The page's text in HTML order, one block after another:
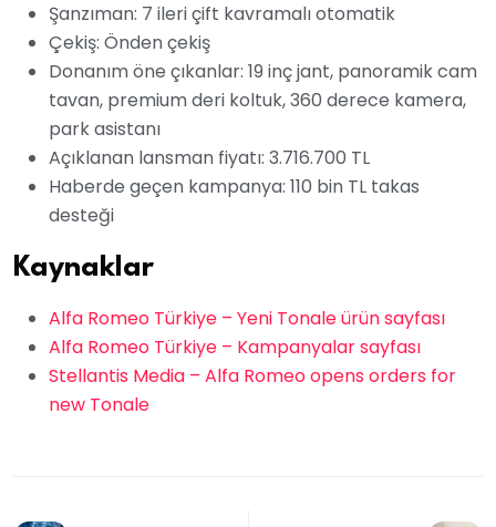
Şanzıman: 7 ileri çift kavramalı otomatik
Çekiş: Önden çekiş
Donanım öne çıkanlar: 19 inç jant, panoramik cam
tavan, premium deri koltuk, 360 derece kamera,
park asistanı
Açıklanan lansman fiyatı: 3.716.700 TL
Haberde geçen kampanya: 110 bin TL takas
desteği
Kaynaklar
Alfa Romeo Türkiye – Yeni Tonale ürün sayfası
Alfa Romeo Türkiye – Kampanyalar sayfası
Stellantis Media – Alfa Romeo opens orders for
new Tonale